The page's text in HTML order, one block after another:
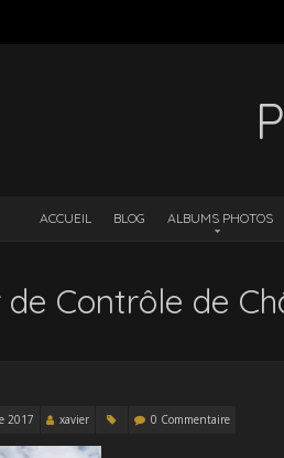
ACCUEIL BLOG ALBUMS PHOTOS
de Contrôle de
2017 xavier 0 Commentaire